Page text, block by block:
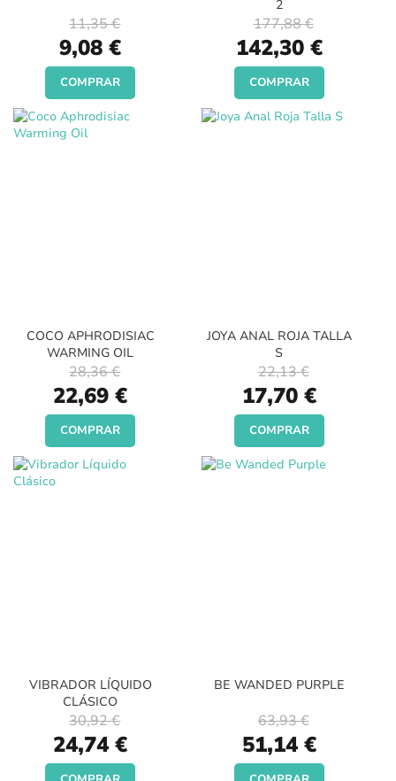
Special
Price
9,08 €
11,35 €
COMPRAR
2
Special
Price
142,30 €
177,88 €
COMPRAR
COCO APHRODISIAC
WARMING OIL
Special
Price
22,69 €
28,36 €
COMPRAR
JOYA ANAL ROJA TALLA
S
Special
Price
17,70 €
22,13 €
COMPRAR
VIBRADOR LÍQUIDO
CLÁSICO
Special
Price
24,74 €
30,92 €
BE WANDED PURPLE
Special
Price
51,14 €
63,93 €